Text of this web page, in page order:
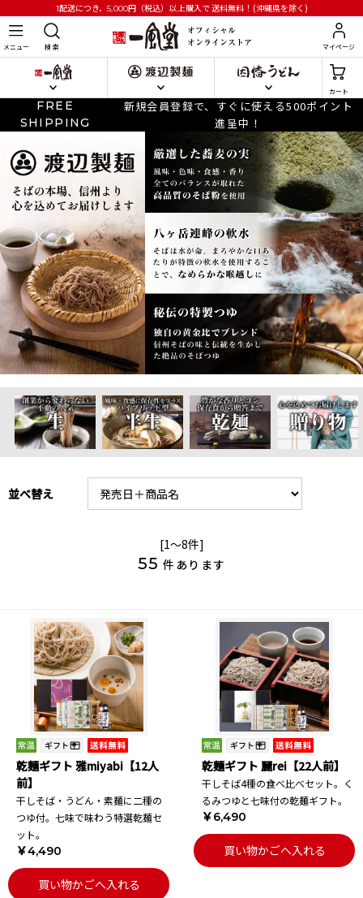
1配送につき、5,000円 （税込）以上購入で送料無料！(沖縄県を除く)
メニュー 検 索 マイページ
カート
FREE
SHIPPING
新規会員登録で、すぐに使える500ポイント
進呈中！
並べ替え
[1～8件]
55 件あります
乾麺ギフト 雅miyabi【12人
前】
干しそば・うどん・素麺に二種の
つゆ付。七味で味わう特選乾麺セ
ット。
￥4,490
買い物かごへ入れる
乾麺ギフト 麗rei【22人前】
干しそば4種の食べ比べセット。く
るみつゆと七味付の乾麺ギフト。
￥6,490
買い物かごへ入れる